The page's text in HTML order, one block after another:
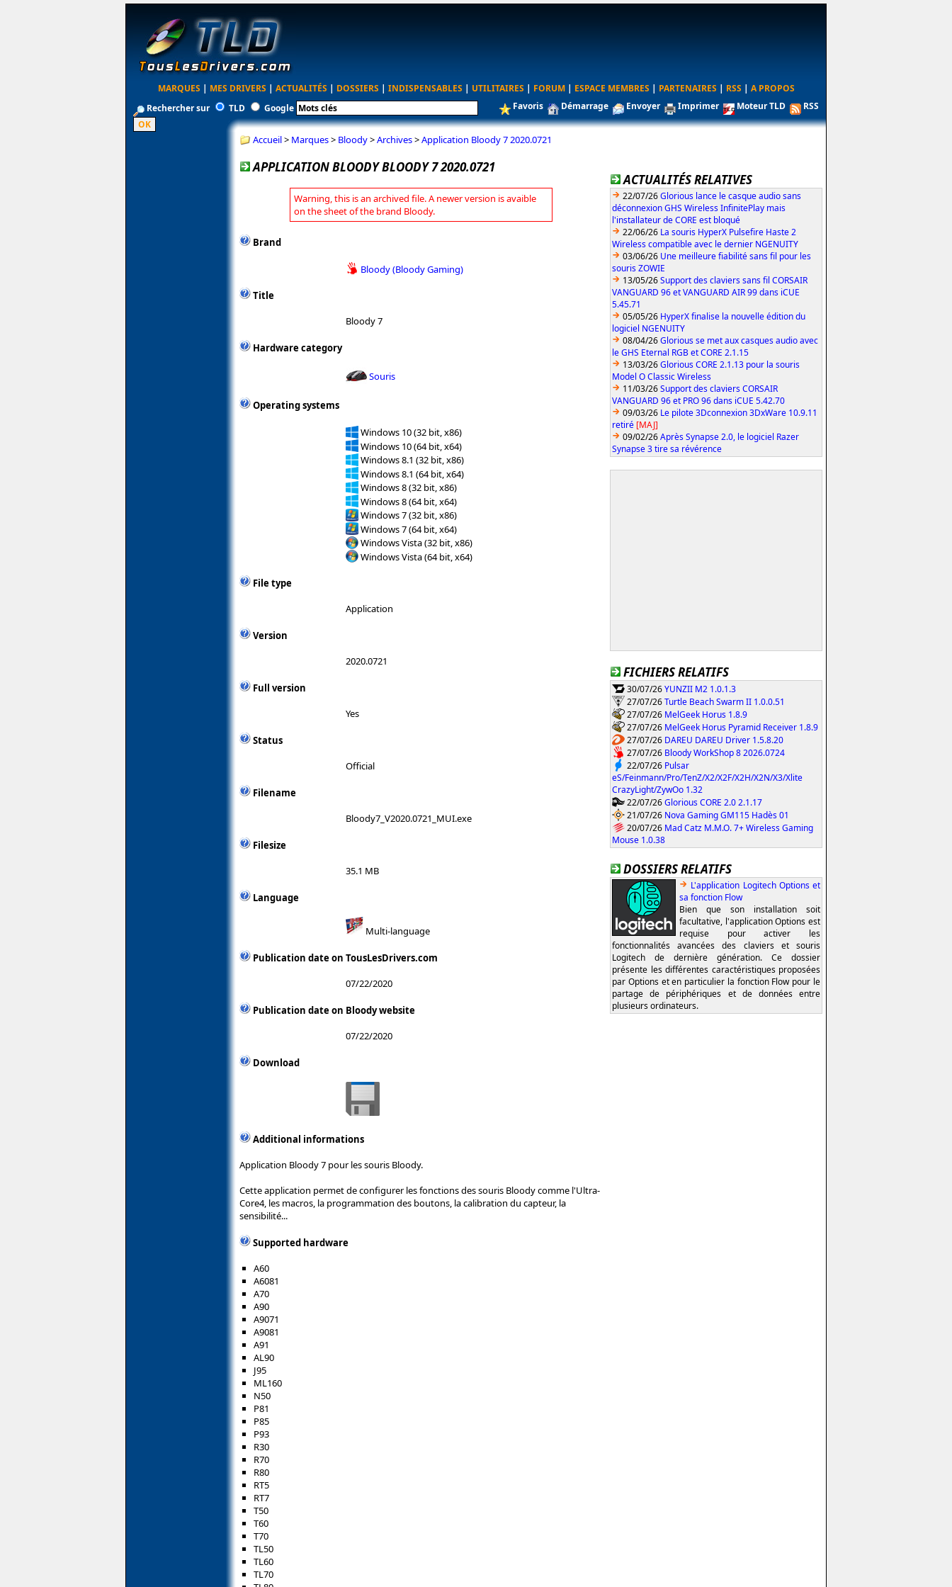
MARQUES | MES DRIVERS | ACTUALITÉS | DOSSIERS | INDISPENSABLES | UTILITAIRES | FORUM | ESPACE MEMBRES | PARTENAIRES | RSS | A PROPOS
Rechercher sur
TLD Google Favoris Démarrage Envoyer Imprimer Moteur TLD RSS
Accueil> Marques> Bloody>Archives>Application Bloody 7 2020.0721
APPLICATION BLOODY BLOODY 7 2020.0721
Warning, this is an archived file. A newer version is avaible
on the sheet of the brand Bloody.
Brand
Bloody (Bloody Gaming)
Title
Bloody 7
Hardware category
Souris
Operating systems
Windows 10 (32 bit, x86)
Windows 10 (64 bit, x64)
Windows 8.1 (32 bit, x86)
Windows 8.1 (64 bit, x64)
Windows 8 (32 bit, x86)
Windows 8 (64 bit, x64)
Windows 7 (32 bit, x86)
Windows 7 (64 bit, x64)
Windows Vista (32 bit, x86)
Windows Vista (64 bit, x64)
File type
Application
Version
2020.0721
Full version
Yes
Status
Official
Filename
Bloody7_V2020.0721_MUI.exe
Filesize
35.1 MB
Language
Multi-language
Publication date on TousLesDrivers.com
07/22/2020
Publication date on Bloody website
07/22/2020
Download
Additional informations
Application Bloody 7 pour les souris Bloody.
Cette application permet de configurer les fonctions des souris Bloody comme l'Ultra-
Core4, les macros, la programmation des boutons, la calibration du capteur, la
sensibilité...
Supported hardware
A60
A6081
A70
A90
A9071
A9081
A91
AL90
J95
ML160
N50
P81
P85
P93
R30
R70
R80
RT5
RT7
T50
T60
T70
TL50
TL60
TL70
ACTUALITÉS RELATIVES
22/07/26Glorious lance le casque audio sans
déconnexion GHS Wireless InfinitePlay mais
l'installateur de CORE est bloqué
22/06/26 La souris HyperX Pulsefire Haste 2
Wireless compatible avec le dernier NGENUITY
03/06/26 Une meilleure fiabilité sans fil pour les
souris ZOWIE
13/05/26Support des claviers sans fil CORSAIR
VANGUARD 96 et VANGUARD AIR 99 dans iCUE
5.45.71
05/05/26 HyperX finalise la nouvelle édition du
logiciel NGENUITY
08/04/26Glorious se met aux casques audio avec
le GHS Eternal RGB et CORE 2.1.15
13/03/26Glorious CORE 2.1.13 pour la souris
Model O Classic Wireless
11/03/26Support des claviers CORSAIR
VANGUARD 96 et PRO 96 dans iCUE 5.42.70
09/03/26 Le pilote 3Dconnexion 3DxWare 10.9.11
retiré [MAJ]
09/02/26Après Synapse 2.0, le logiciel Razer
Synapse 3 tire sa révérence
FICHIERS RELATIFS
30/07/26YUNZII M2 1.0.1.3
27/07/26Turtle Beach Swarm II 1.0.0.51
27/07/26 MelGeek Horus 1.8.9
27/07/26 MelGeek Horus Pyramid Receiver 1.8.9
27/07/26 DAREU DAREU Driver 1.5.8.20
27/07/26 Bloody WorkShop 8 2026.0724
22/07/26 Pulsar
eS/Feinmann/Pro/TenZ/X2/X2F/X2H/X2N/X3/Xlite
CrazyLight/ZywOo 1.32
22/07/26Glorious CORE 2.0 2.1.17
21/07/26 Nova Gaming GM115 Hadès 01
20/07/26 Mad Catz M.M.O. 7+ Wireless Gaming
Mouse 1.0.38
DOSSIERS RELATIFS
L'application Logitech Options et
sa fonction Flow
Bien que son installation soit
facultative, l'application Options est
requise pour activer les
fonctionnalités avancées des claviers et souris
Logitech de dernière génération. Ce dossier
présente les différentes caractéristiques proposées
par Options et en particulier la fonction Flow pour le
partage de périphériques et de données entre
plusieurs ordinateurs.